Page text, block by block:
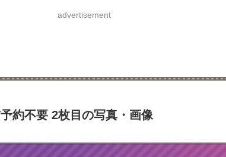
advertisement
約不要 2枚目の写真・画像